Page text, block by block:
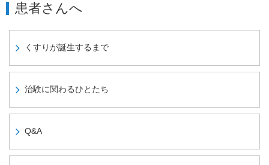
患者さんへ
くすりが誕生するまで
治験に関わるひとたち
Q&A